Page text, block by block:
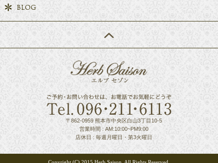
BLOG
〒862-0959 熊本市中央区白山3丁目10-5
営業時間 : AM:10:00~PM9:00
店休日 : 毎週月曜日・第3火曜日